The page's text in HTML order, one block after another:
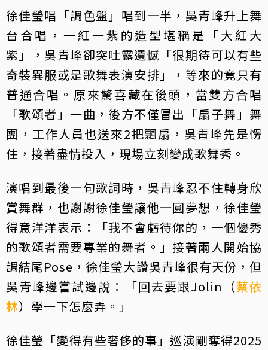
徐佳瑩唱「調色盤」唱到一半，吳青峰升上舞
台合唱，一紅一紫的造型堪稱是「大紅大
紫」，吳青峰卻突吐露遺憾「很期待可以有些
奇裝異服或是歌舞表演安排」，等來的竟只有
普通合唱。原來驚喜藏在後頭，當雙方合唱
「歌頌者」一曲，後方不僅冒出「扇子舞」舞
團，工作人員也送來2把飄扇，吳青峰先是愣
住，接著盡情投入，現場立刻變成歌舞秀。
演唱到最後一句歌詞時，吳青峰忍不住轉身欣
賞舞群，也謝謝徐佳瑩讓他一圓夢想，徐佳瑩
得意洋洋表示：「我不會虧待你的，一個優秀
的歌頌者需要專業的舞者。」接著兩人開始協
調結尾Pose，徐佳瑩大讚吳青峰很有天份，但
吳青峰邊嘗試邊說：「回去要跟Jolin（蔡依
林）學一下怎麼弄。」
徐佳瑩「變得有些奢侈的事」巡演剛奪得2025